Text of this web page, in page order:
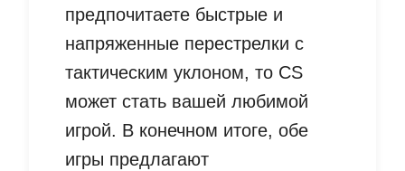
предпочитаете быстрые и
напряженные перестрелки с
тактическим уклоном, то CS
может стать вашей любимой
игрой. В конечном итоге, обе
игры предлагают